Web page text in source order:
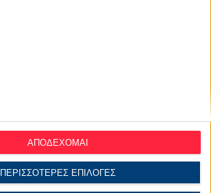
ΠΕΡΙΣΣΟΤΕΡΕΣ ΕΠΙΛΟΓΕΣ
ΑΠΟΔΕΧΟΜΑΙ